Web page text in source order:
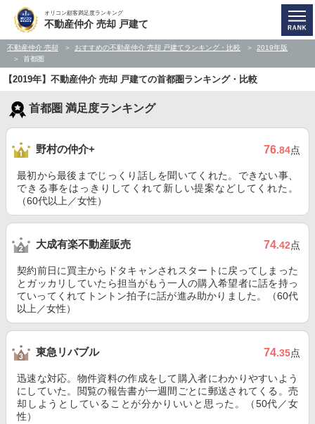
オリコン顧客満足度ランキング
不動産仲介 売却 戸建て
不動産仲介 売却 おすすめの不動産仲介 売却 戸建てランキング・比較
2019年版
首都圏
【2019年】不動産仲介 売却 戸建ての首都圏ランキング・比較
首都圏 満足度ランキング
野村の仲介+ 76.84点
最初から最後までじっくり話しを聞いてくれた。できない事、
できる事をはっきりしてくれて新しい提案などしてくれた。
（60代以上／女性）
大成有楽不動産販売 74.42点
契約前日に買主からドタキャンされスタートに戻ってしまった
とガッカリしていたら担当がもう一人の購入希望者に話を持っ
ていってくれてトントン拍子に話が進み助かりました。（60代
以上／女性）
東急リバブル 74.35点
迅速な対応。物件資料の作成をして購入者にわかりやすいよう
にしていた。閲覧の報告書が一週間ごとに郵送されてくる。売
却しようとしていることが分かりいいと思った。（50代／女
性）